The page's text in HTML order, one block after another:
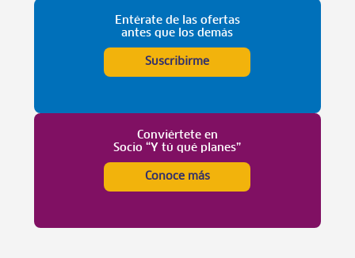
Entérate de las ofertas
antes que los demás
Suscribirme
Conviértete en
Socio “Y tú qué planes”
Conoce más